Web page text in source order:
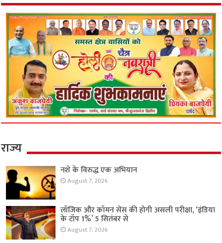
राज्य
नशे के विरुद्ध एक अभियान
August 7, 2026
लॉजिक और कॉमन सेंस की होगी असली परीक्षा, ‘इंडिया
के टॉप 1%’ 5 सितंबर से
August 7, 2026